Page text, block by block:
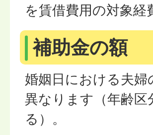
を賃借費用の対象
補助金の額
婚姻日における夫
異なります（年齢
る）。